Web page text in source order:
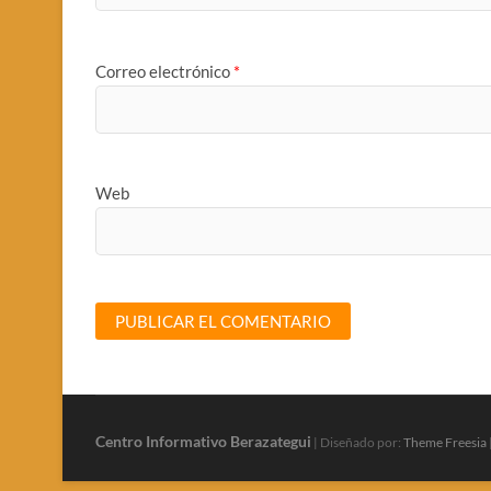
Correo electrónico *
Web
Centro Informativo Berazategui | Diseñado por: Theme Freesia |